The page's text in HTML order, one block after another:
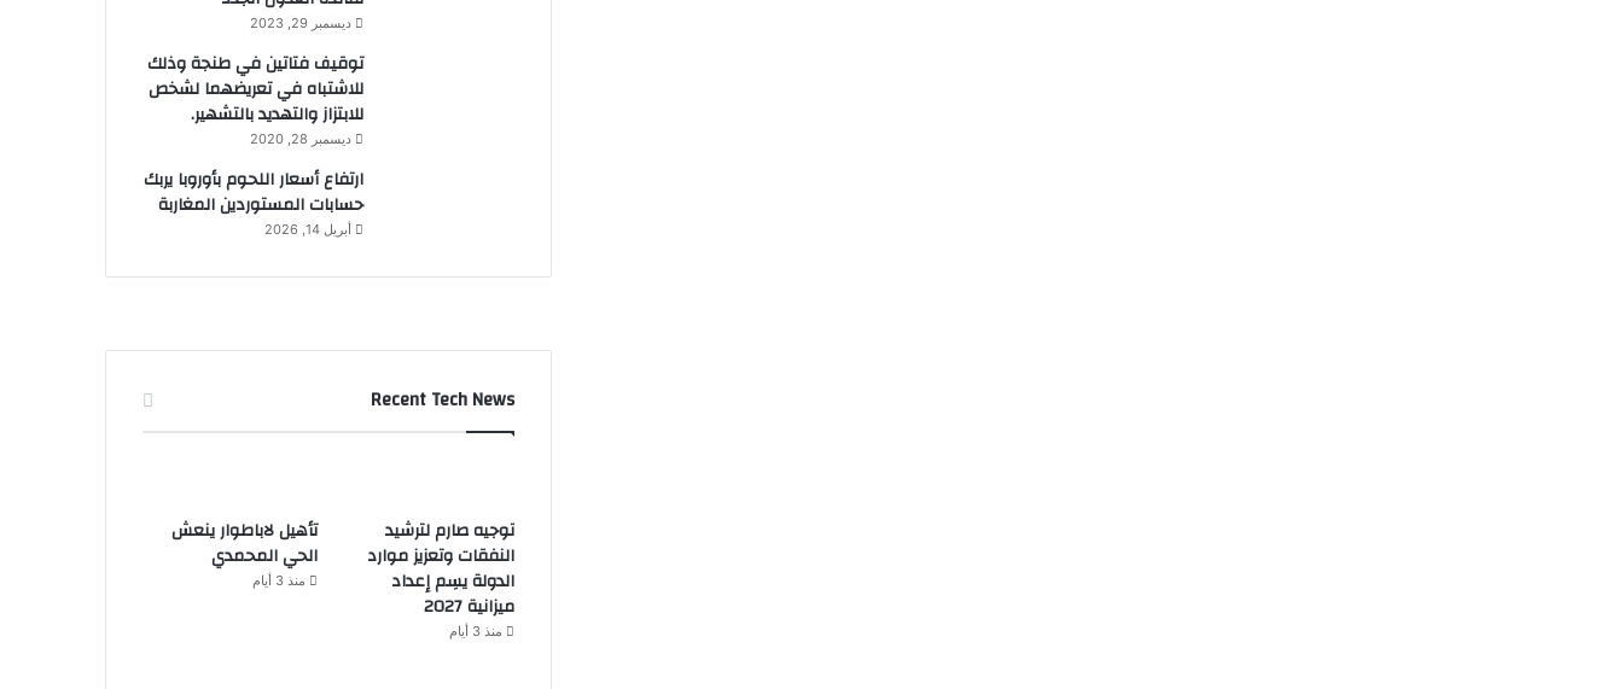
ديسمبر 29, 2023
توقيف فتاتين في طنجة وذلك
للاشتباه في تعريضهما لشخص
للابتزاز والتهديد بالتشهير.
ديسمبر 28, 2020
ارتفاع أسعار اللحوم بأوروبا يربك
حسابات المستوردين المغاربة
أبريل 14, 2026
Recent Tech News
توجيه صارم لترشيد
النفقات وتعزيز موارد
الدولة يسِم إعداد
ميزانية 2027
منذ 3 أيام
تأهيل لاباطوار ينعش
الحي المحمدي
منذ 3 أيام